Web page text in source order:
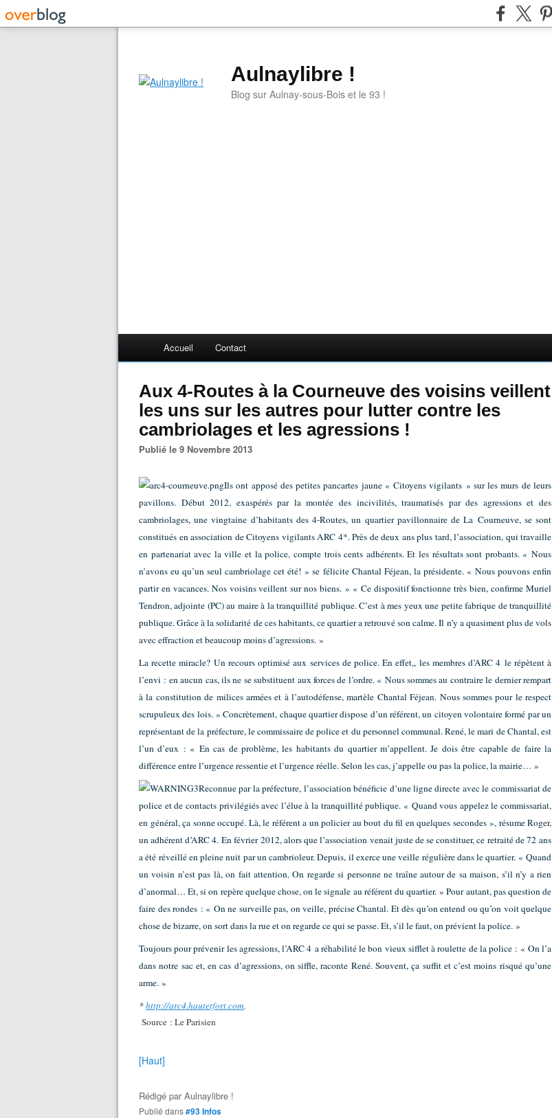
Aulnaylibre !
Blog sur Aulnay-sous-Bois et le 93 !
Accueil Contact
Aux 4-Routes à la Courneuve des voisins veillent
les uns sur les autres pour lutter contre les
cambriolages et les agressions !
Publié le 9 Novembre 2013
Ils ont apposé des petites pancartes jaune « Citoyens vigilants » sur les murs de leurs
pavillons. Début 2012, exaspérés par la montée des incivilités, traumatisés par des agressions et des
cambriolages, une vingtaine d’habitants des 4-Routes, un quartier pavillonnaire de La Courneuve, se sont
constitués en association de Citoyens vigilants ARC 4*. Près de deux ans plus tard, l’association, qui travaille
en partenariat avec la ville et la police, compte trois cents adhérents. Et les résultats sont probants. « Nous
n’avons eu qu’un seul cambriolage cet été! » se félicite Chantal Féjean, la présidente. « Nous pouvons enfin
partir en vacances. Nos voisins veillent sur nos biens. » « Ce dispositif fonctionne très bien, confirme Muriel
Tendron, adjointe (PC) au maire à la tranquillité publique. C’est à mes yeux une petite fabrique de tranquillité
publique. Grâce à la solidarité de ces habitants, ce quartier a retrouvé son calme. Il n’y a quasiment plus de vols
avec effraction et beaucoup moins d’agressions. »
La recette miracle? Un recours optimisé aux services de police. En effet,, les membres d’ARC 4 le répètent à
l’envi : en aucun cas, ils ne se substituent aux forces de l’ordre. « Nous sommes au contraire le dernier rempart
à la constitution de milices armées et à l’autodéfense, martèle Chantal Féjean. Nous sommes pour le respect
scrupuleux des lois. » Concrètement, chaque quartier dispose d’un référent, un citoyen volontaire formé par un
représentant de la préfecture, le commissaire de police et du personnel communal. René, le mari de Chantal, est
l’un d’eux : « En cas de problème, les habitants du quartier m’appellent. Je dois être capable de faire la
différence entre l’urgence ressentie et l’urgence réelle. Selon les cas, j’appelle ou pas la police, la mairie… »
Reconnue par la préfecture, l’association bénéficie d’une ligne directe avec le commissariat de
police et de contacts privilégiés avec l’élue à la tranquillité publique. « Quand vous appelez le commissariat,
en général, ça sonne occupé. Là, le référent a un policier au bout du fil en quelques secondes », résume Roger,
un adhérent d’ARC 4. En février 2012, alors que l’association venait juste de se constituer, ce retraité de 72 ans
a été réveillé en pleine nuit par un cambrioleur. Depuis, il exerce une veille régulière dans le quartier. « Quand
un voisin n’est pas là, on fait attention. On regarde si personne ne traîne autour de sa maison, s’il n’y a rien
d’anormal… Et, si on repère quelque chose, on le signale au référent du quartier. » Pour autant, pas question de
faire des rondes : « On ne surveille pas, on veille, précise Chantal. Et dès qu’on entend ou qu’on voit quelque
chose de bizarre, on sort dans la rue et on regarde ce qui se passe. Et, s’il le faut, on prévient la police. »
Toujours pour prévenir les agressions, l’ARC 4 a réhabilité le bon vieux sifflet à roulette de la police : « On l’a
dans notre sac et, en cas d’agressions, on siffle, raconte René. Souvent, ça suffit et c’est moins risqué qu’une
arme. »
*http://arc4.hautetfort.com.
Source : Le Parisien
[Haut]
Rédigé parAulnaylibre !
Publié dans#93 Infos